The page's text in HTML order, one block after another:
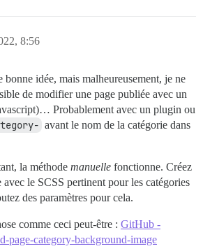
8:56
idée, mais malheureusement, je ne
de modifier une page publiée avec un
Probablement avec un plugin ou
avant le nom de la catégorie dans
la méthode manuelle fonctionne. Créez
avec le SCSS pertinent pour les catégories
des paramètres pour cela.
comme ceci peut-être : GitHub -
page-category-background-image